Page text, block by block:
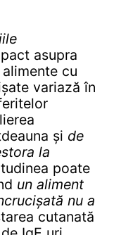
asupra
cu
variază în
și de
la
poate
un aliment
nu a
cutanată